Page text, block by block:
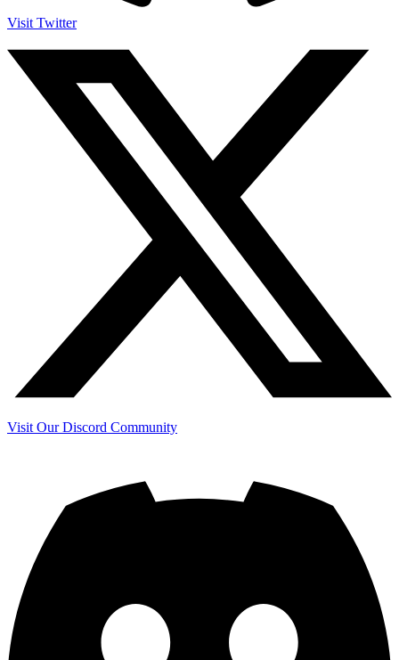
Visit Twitter
Visit Our Discord Community